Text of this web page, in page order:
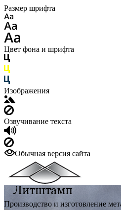
Размер шрифта
Цвет фона и шрифта
Изображения
Озвучивание текста
Обычная версия сайта
Производство и изготовление